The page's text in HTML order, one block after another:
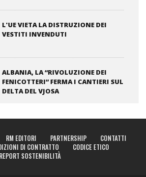
L'UE VIETA LA DISTRUZIONE DEI
VESTITI INVENDUTI
ALBANIA, LA “RIVOLUZIONE DEI
FENICOTTERI” FERMA I CANTIERI SUL
DELTA DEL VJOSA
RM EDITORI PARTNERSHIP
CONTATTI
DI CONTRATTO
CODICE ETICO
REPORT SOSTENIBILITÀ